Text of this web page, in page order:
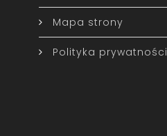
Mapa strony
Polityka prywatności